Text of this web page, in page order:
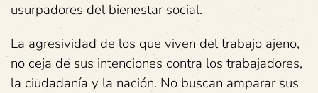
usurpadores del bienestar social.
La agresividad de los que viven del trabajo ajeno,
no ceja de sus intenciones contra los trabajadores,
la ciudadanía y la nación. No buscan amparar sus